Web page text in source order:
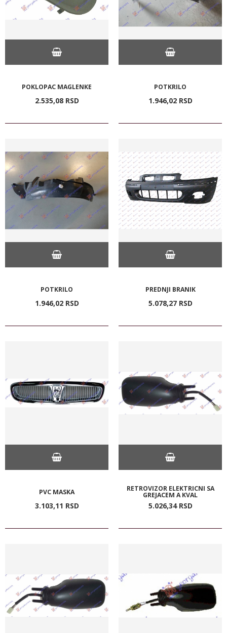
POKLOPAC MAGLENKE
2.535,08 RSD
POTKRILO
1.946,02 RSD
POTKRILO
1.946,02 RSD
PREDNJI BRANIK
5.078,27 RSD
PVC MASKA
3.103,11 RSD
RETROVIZOR ELEKTRICNI SA
GREJACEM A KVAL
5.026,34 RSD